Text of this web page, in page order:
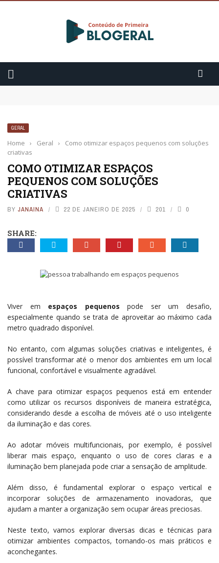
GERAL
Home › Geral ›
Como otimizar espaços pequenos com soluções
criativas
COMO OTIMIZAR ESPAÇOS
PEQUENOS COM SOLUÇÕES
CRIATIVAS
BY JANAINA 22 DE JANEIRO DE 2025 201 0
SHARE:
Viver em espaços pequenos pode ser um desafio,
especialmente quando se trata de aproveitar ao máximo cada
metro quadrado disponível.
No entanto, com algumas soluções criativas e inteligentes, é
possível transformar até o menor dos ambientes em um local
funcional, confortável e visualmente agradável.
A chave para otimizar espaços pequenos está em entender
como utilizar os recursos disponíveis de maneira estratégica,
considerando desde a escolha de móveis até o uso inteligente
da iluminação e das cores.
Ao adotar móveis multifuncionais, por exemplo, é possível
liberar mais espaço, enquanto o uso de cores claras e a
iluminação bem planejada pode criar a sensação de amplitude.
Além disso, é fundamental explorar o espaço vertical e
incorporar soluções de armazenamento inovadoras, que
ajudam a manter a organização sem ocupar áreas preciosas.
Neste texto, vamos explorar diversas dicas e técnicas para
otimizar ambientes compactos, tornando-os mais práticos e
aconchegantes.